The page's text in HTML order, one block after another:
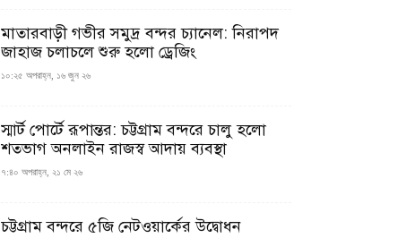
মাতারবাড়ী গভীর সমুদ্র বন্দর চ্যানেল: নিরাপদ
জাহাজ চলাচলে শুরু হলো ড্রেজিং
১০:২৫ অপরাহ্ন, ১৬ জুন ২৬
স্মার্ট পোর্টে রূপান্তর: চট্টগ্রাম বন্দরে চালু হলো
শতভাগ অনলাইন রাজস্ব আদায় ব্যবস্থা
৭:৪০ অপরাহ্ন, ২১ মে ২৬
চট্টগ্রাম বন্দরে ৫জি নেটওয়ার্কের উদ্বোধন